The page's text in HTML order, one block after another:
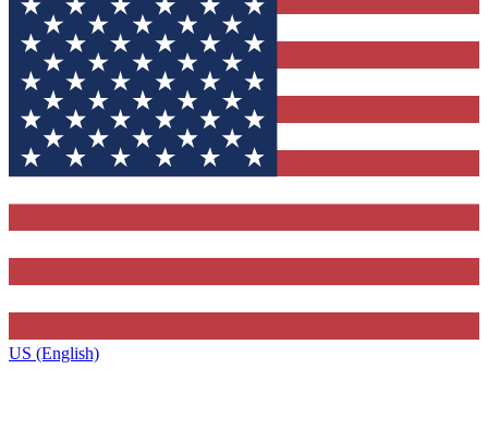
US (English)